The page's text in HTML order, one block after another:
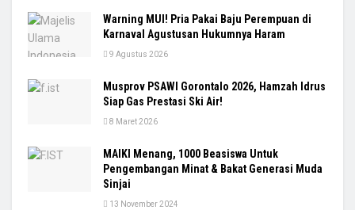
Warning MUI! Pria Pakai Baju Perempuan di
Karnaval Agustusan Hukumnya Haram
9 Agustus 2026
Musprov PSAWI Gorontalo 2026, Hamzah Idrus
Siap Gas Prestasi Ski Air!
8 Maret 2026
MAIKI Menang, 1000 Beasiswa Untuk
Pengembangan Minat & Bakat Generasi Muda
Sinjai
13 November 2024